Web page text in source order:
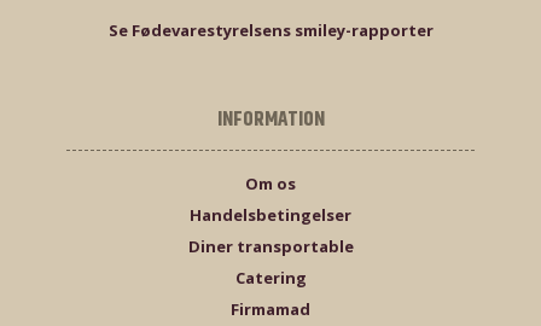
Se Fødevarestyrelsens smiley-rapporter
INFORMATION
Om os
Handelsbetingelser
Diner transportable
Catering
Firmamad